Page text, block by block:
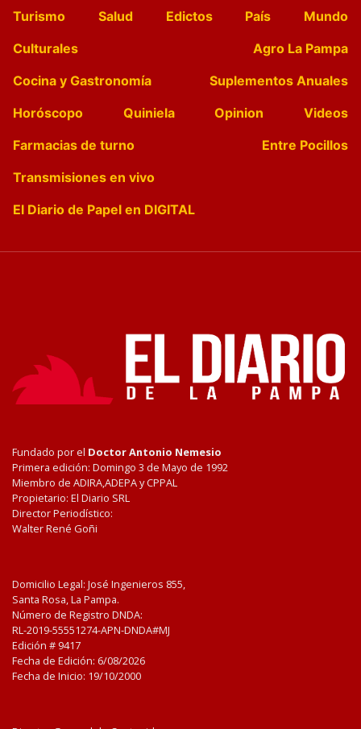
Turismo
Salud Edictos País
Mundo
Culturales
Agro La Pampa
Cocina y Gastronomía
Suplementos Anuales
Horóscopo
Quiniela Opinion
Videos
Farmacias de turno
Entre Pocillos
Transmisiones en vivo
El Diario de Papel en DIGITAL
Fundado por el Doctor Antonio Nemesio
Primera edición: Domingo 3 de Mayo de 1992
Miembro de ADIRA,ADEPA y CPPAL
Propietario: El Diario SRL
Director Periodístico:
Walter René Goñi
Domicilio Legal: José Ingenieros 855,
Santa Rosa, La Pampa.
Número de Registro DNDA:
RL-2019-55551274-APN-DNDA#MJ
Edición # 9417
Fecha de Edición: 6/08/2026
Fecha de Inicio: 19/10/2000